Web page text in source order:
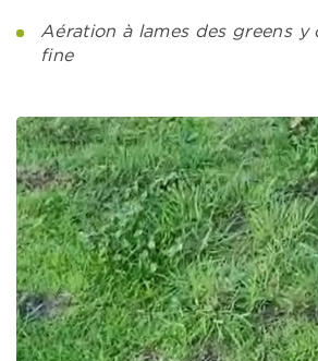
Aération à lames des greens y
fine